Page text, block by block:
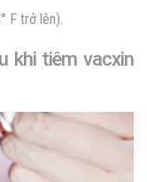
F trở lên).
khi tiêm vacxin